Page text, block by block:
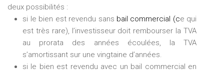
deux possibilités :
si le bien est revendu sans bail commercial (ce qui
est très rare), l’investisseur doit rembourser la TVA
au prorata des années écoulées, la TVA
s’amortissant sur une vingtaine d’années.
si le bien est revendu avec un bail commercial en